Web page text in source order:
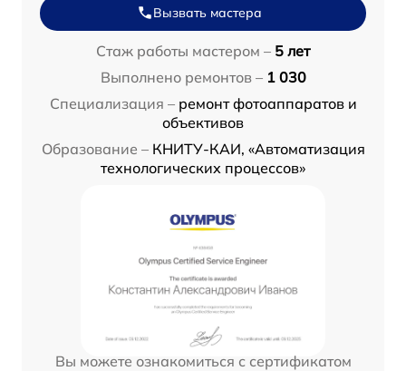
Вызвать мастера
Стаж работы мастером – 5 лет
Выполнено ремонтов – 1 030
Специализация – ремонт фотоаппаратов и
объективов
Образование – КНИТУ-КАИ, «Автоматизация
технологических процессов»
Вы можете ознакомиться с сертификатом